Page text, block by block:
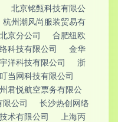
北京铭甄科技有限公
杭州潮风尚服装贸易有
京分公司
合肥纽欧
科技有限公司
金华
洋科技有限公司
浙
当网科技有限公司
君悦航空票务有限公
限公司
长沙热创网络
术有限公司
上海丙